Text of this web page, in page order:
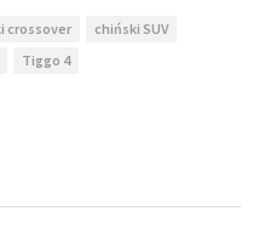
crossover
chiński SUV
Tiggo 4